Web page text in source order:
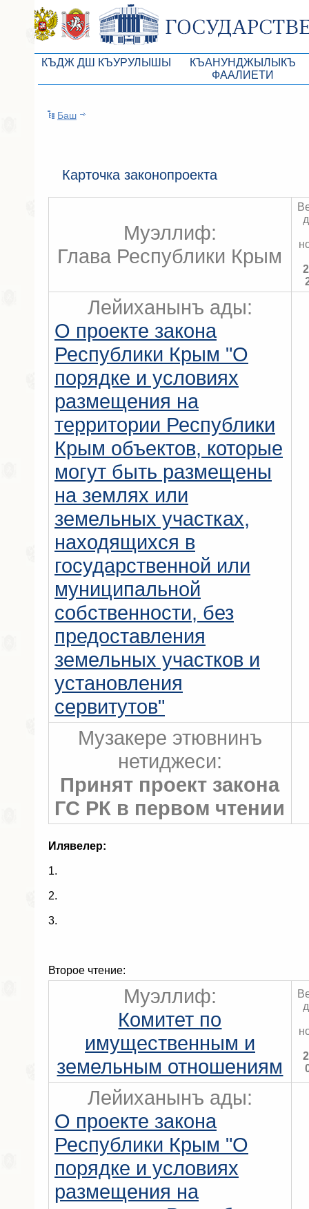
КЪДЖ ДШ КЪУРУЛЫШЫ
КъМДж ЮР Президиумы
Советники Председателя ГС РК
Управление делами ГС РК
Поиск депутата по округу
КЪАНУНДЖЫЛЫКЪ
ФААЛИЕТИ
Схема
Статистика
Баш
Карточка законопроекта
Муэллиф:
Глава Республики Крым
Лейиханынъ ады:
О проекте закона
Республики Крым "О
порядке и условиях
размещения на
территории Республики
Крым объектов, которые
могут быть размещены
на землях или
земельных участках,
находящихся в
государственной или
муниципальной
собственности, без
предоставления
земельных участков и
установления
сервитутов"
Музакере этювнинъ
нетиджеси:
Принят проект закона
ГС РК в первом чтении
Илявелер:
1.
2.
3.
Второе чтение:
Муэллиф:
Комитет по
имущественным и
земельным отношениям
Лейиханынъ ады:
О проекте закона
Республики Крым "О
порядке и условиях
размещения на